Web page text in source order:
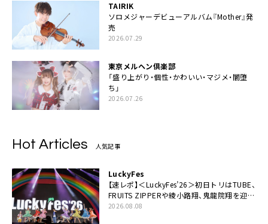
TAIRIK
ソロメジャーデビューアルバム『Mother』発
売
2026.07.29
東京メルヘン倶楽部
「盛り上がり・個性・かわいい・マジメ・闇堕
ち」
2026.07.26
Hot Articles 人気記事
LuckyFes
【速レポ】＜LuckyFes’26＞初日トリはTUBE、
FRUITS ZIPPERや綾小路翔、鬼龍院翔を迎え
た豪華コラボも「知ってたらぜひ一緒に歌っ
2026.08.08